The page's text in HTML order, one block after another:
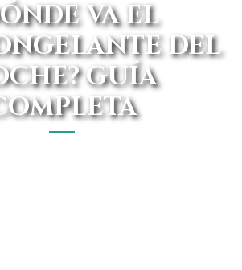
VA EL
DEL
GUÍA